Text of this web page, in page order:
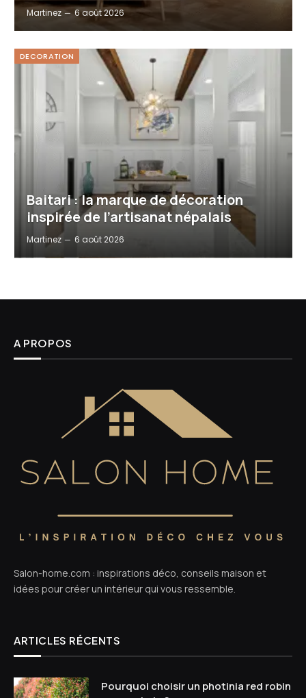
Martinez 6 août 2026
DECORATION
Baitari : la marque de décoration
inspirée de l’artisanat népalais
Martinez 6 août 2026
A PROPOS
Salon-home.com : inspirations déco, conseils maison et
idées pour créer un intérieur qui vous ressemble.
ARTICLES RÉCENTS
Pourquoi choisir un photinia red robin